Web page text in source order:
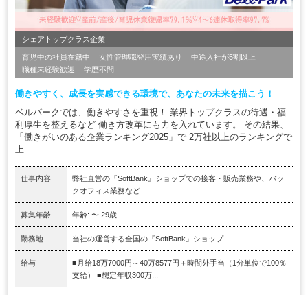
シェアトップクラス企業
育児中の社員在籍中 女性管理職登用実績あり
中途入社が5割以上
職種未経験歓迎
学歴不問
働きやすく、成長を実感できる環境で、あなたの未来を描こう！
ベルパークでは、働きやすさを重視！ 業界トップクラスの待遇・福
利厚生を整えるなど 働き方改革にも力を入れています。 その結果、
「働きがいのある企業ランキング2025」で 2万社以上のランキングで
上...
仕事内容
弊社直営の『SoftBank』ショップでの接客・販売業務や、バッ
クオフィス業務など
募集年齢 年齢: 〜 29歳
勤務地 当社の運営する全国の『SoftBank』ショップ
給与
■月給18万7000円～40万8577円＋時間外手当（1分単位で100％
支給） ■想定年収300万...